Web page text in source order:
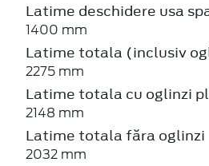
Latime deschidere usa
1400 mm
Latime totala (inclusiv
2275 mm
Latime totala cu oglinzi
2148 mm
Latime totala făra oglinzi
2032 mm